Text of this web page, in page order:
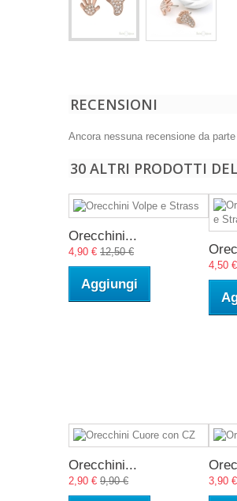
RECENSIONI
Ancora nessuna recensione da
30 ALTRI PRODOTTI
Orecchini...
4,90 € 12,50 €
Aggiungi
4,50 €
Orecchini...
2,90 € 9,90 € 3,90 €